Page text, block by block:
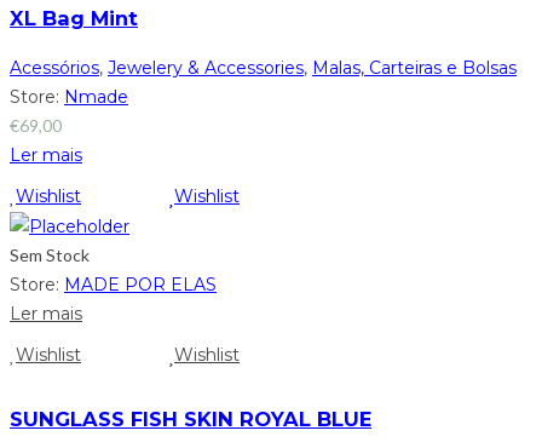
XL Bag Mint
Acessórios, Jewelery & Accessories, Malas, Carteiras e Bolsas
Store: Nmade
€69,00
Ler mais
Wishlist
Wishlist
Sem Stock
Store: MADE POR ELAS
Ler mais
Wishlist
Wishlist
SUNGLASS FISH SKIN ROYAL BLUE